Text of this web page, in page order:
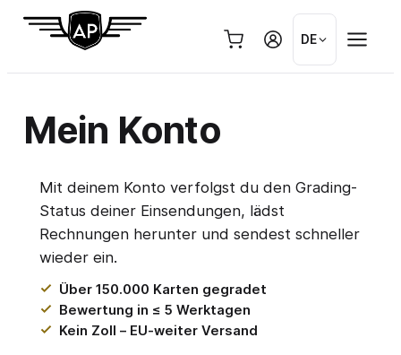
Zum
DE
Mein Konto
Mit deinem Konto verfolgst du den Grading-
Status deiner Einsendungen, lädst
Rechnungen herunter und sendest schneller
wieder ein.
Über 150.000 Karten gegradet
Bewertung in ≤ 5 Werktagen
Kein Zoll – EU-weiter Versand